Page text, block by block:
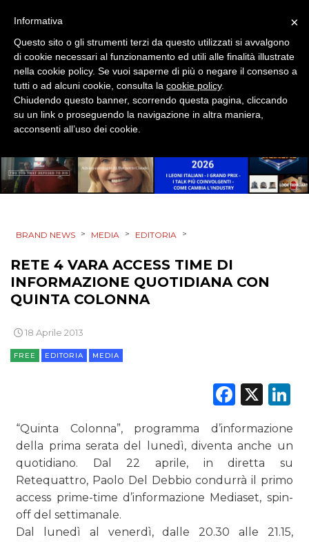
RP
DIRECT
SPONSOR
DESIGN
MOBILE
PRODOTTI
CSR
CINEMA
DIGITALE
EDITORIA
BRAND NEWS > MEDIA > EDITORIA >
RETE 4 VARA ACCESS TIME DI
INFORMAZIONE QUOTIDIANA CON
QUINTA COLONNA
18 Aprile 2013
FREE EDITORIA MEDIA
X
“Quinta Colonna”, programma d’informazione
della prima serata del lunedì, diventa anche un
quotidiano. Dal 22 aprile, in diretta su
Retequattro, Paolo Del Debbio condurrà il primo
access prime-time d’informazione Mediaset, spin-
off del settimanale.
Dal lunedì al venerdì, dalle 20.30 alle 21.15,
×
Informativa
Questo sito o gli strumenti terzi da questo utilizzati si avvalgono
di cookie necessari al funzionamento ed utili alle finalità illustrate
nella cookie policy. Se vuoi saperne di più o negare il consenso a
tutti o ad alcuni cookie, consulta la cookie policy.
Chiudendo questo banner, scorrendo questa pagina, cliccando
su un link o proseguendo la navigazione in altra maniera,
acconsenti all’uso dei cookie.